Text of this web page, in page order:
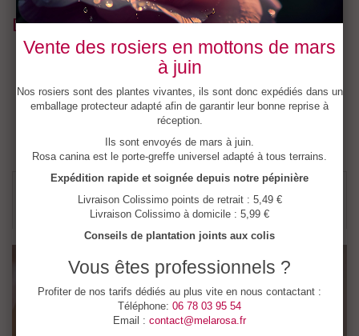
Description détaillée
Et pourtant si simple ! Grand développement (1.50 à 2 m),
bonne vigueur et faible sensibilité aux maladies définissent ce
rosier à l’allure sauvage. Une constellation de grandes églantines
roses en juin suivies de fruits jusqu’en hiver en font un bon
élément pourconstitution de fonds de massifouhaies
. Non remontant.
.... CONSEILS DE PLANTATION DES
MOTTONS DE ROSIER ....
Vente des rosiers en mottons de mars
à juin
Nos rosiers sont des plantes vivantes, ils sont donc expédiés dans un
emballage protecteur adapté afin de garantir leur bonne reprise à
réception.
Ils sont envoyés de mars à juin.
Rosa canina est le porte-greffe universel adapté à tous terrains.
Expédition rapide et soignée depuis notre pépinière
Livraison Colissimo points de retrait : 5,49 €
Livraison Colissimo à domicile : 5,99 €
Conseils de plantation joints aux colis
Vous êtes professionnels ?
Profiter de nos tarifs dédiés au plus vite en nous contactant :
Téléphone: 06 78 03 95 54
Email : contact@melarosa.fr